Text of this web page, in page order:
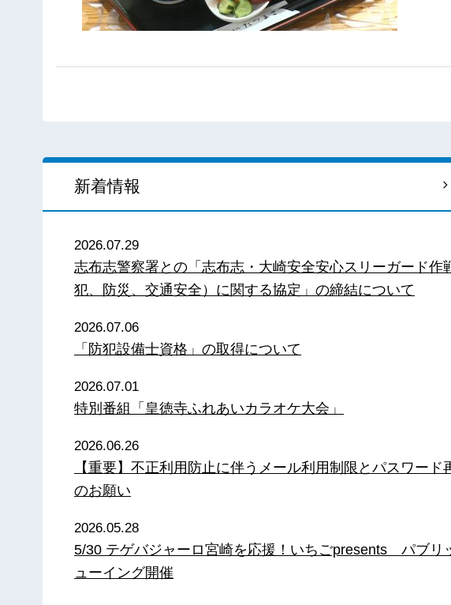
新着情報
2026.07.29
志布志警察署との「志布志・大崎安全安心スリーガード作
犯、防災、交通安全）に関する協定」の締結について
2026.07.06
「防犯設備士資格」の取得について
2026.07.01
特別番組「皇徳寺ふれあいカラオケ大会」
2026.06.26
【重要】不正利用防止に伴うメール利用制限とパスワード
のお願い
2026.05.28
5/30 テゲバジャーロ宮崎を応援！いちごpresents パブリ
ューイング開催